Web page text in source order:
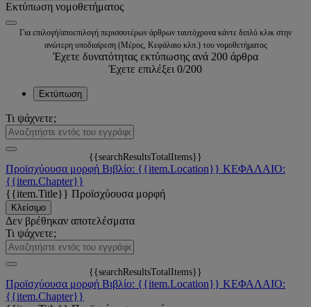
Εκτύπωση νομοθετήματος
Για επιλογή/αποεπιλογή περισσοτέρων άρθρων ταυτόχρονα κάντε διπλό κλικ στην
ανώτερη υποδιαίρεση (Μέρος, Κεφάλαιο κλπ.) του νομοθετήματος
Έχετε δυνατότητας εκτύπωσης ανά 200 άρθρα
Έχετε επιλέξει 0/200
Εκτύπωση
Τι ψάχνετε;
{{searchResultsTotalItems}}
Προϊσχύουσα μορφή Βιβλίο: {{item.Location}} ΚΕΦΑΛΑΙΟ:
{{item.Chapter}}
{{item.Title}} Προϊσχύουσα μορφή
Κλείσιμο
Δεν βρέθηκαν αποτελέσματα
Τι ψάχνετε;
{{searchResultsTotalItems}}
Προϊσχύουσα μορφή Βιβλίο: {{item.Location}} ΚΕΦΑΛΑΙΟ:
{{item.Chapter}}